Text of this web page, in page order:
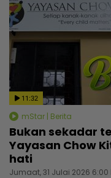
11:32
mStar | Berita
Bukan sekadar
Yayasan Chow
hati
Jumaat, 31 Julai 2026 6:00